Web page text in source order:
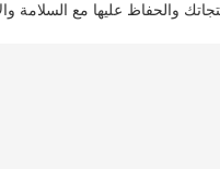
والحفاظ عليها مع السلامة